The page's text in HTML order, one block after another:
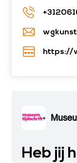
https://
Heb jij